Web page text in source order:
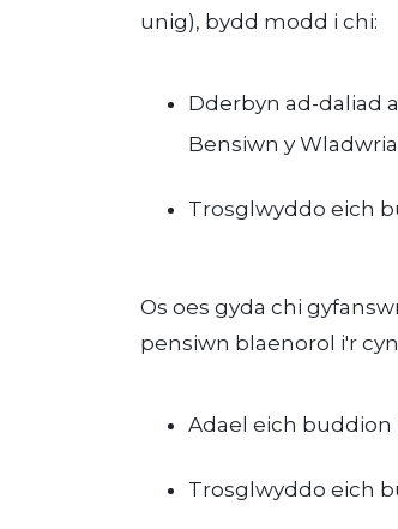
unig), bydd modd i chi:
Dderbyn ad-daliad
Bensiwn y
Trosglwyddo eich
Os oes gyda chi
pensiwn blaenorol i'r
Adael eich buddion
Trosglwyddo eich